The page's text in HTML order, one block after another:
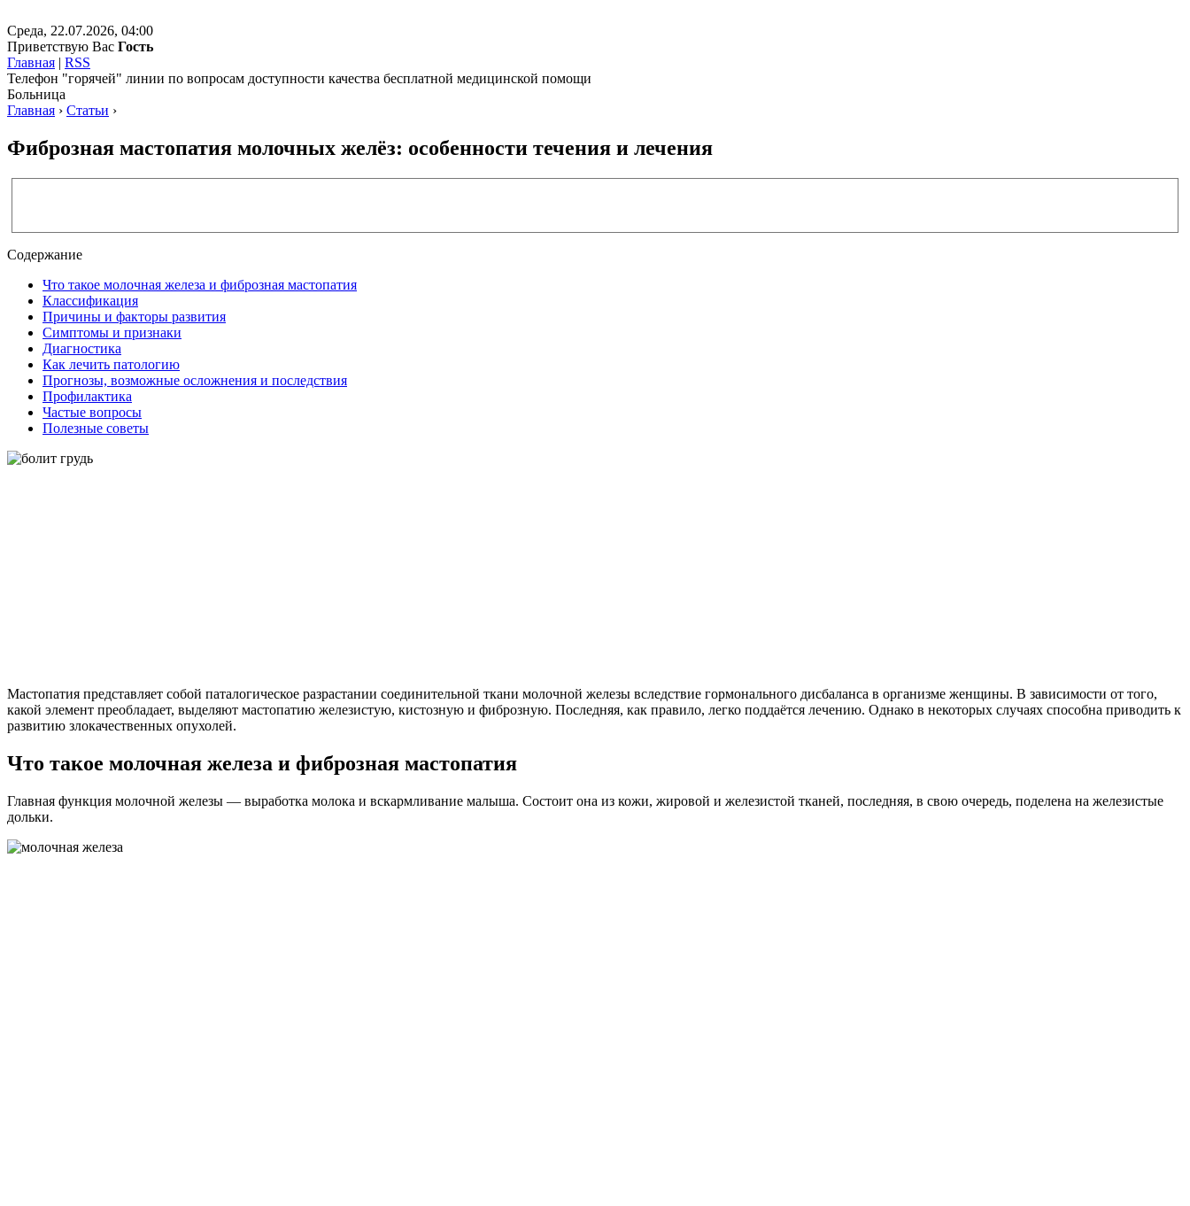
Среда, 22.07.2026, 04:00
Приветствую Вас Гость
Главная | RSS
Телефон "горячей" линии по вопросам доступности качества бесплатной медицинской помощи
Больница
Главная › Статьи ›
Фиброзная мастопатия молочных желёз: особенности течения и лечения
Содержание
Что такое молочная железа и фиброзная мастопатия
Классификация
Причины и факторы развития
Симптомы и признаки
Диагностика
Как лечить патологию
Прогнозы, возможные осложнения и последствия
Профилактика
Частые вопросы
Полезные советы
Мастопатия представляет собой паталогическое разрастании соединительной ткани молочной железы вследствие гормонального дисбаланса в организме женщины. В зависимости от того,
какой элемент преобладает, выделяют мастопатию железистую, кистозную и фиброзную. Последняя, как правило, легко поддаётся лечению. Однако в некоторых случаях способна приводить к
развитию злокачественных опухолей.
Что такое молочная железа и фиброзная мастопатия
Главная функция молочной железы — выработка молока и вскармливание малыша. Состоит она из кожи, жировой и железистой тканей, последняя, в свою очередь, поделена на железистые
дольки.